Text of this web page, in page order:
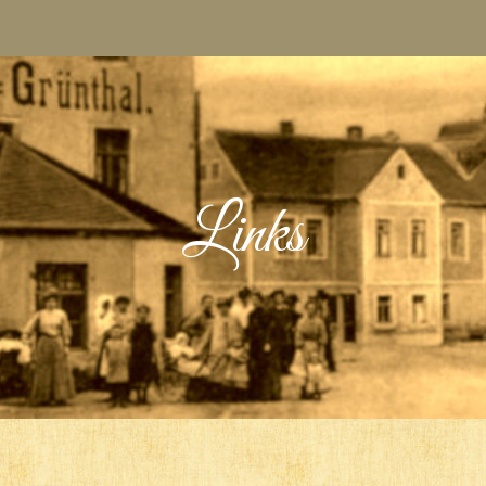
Links